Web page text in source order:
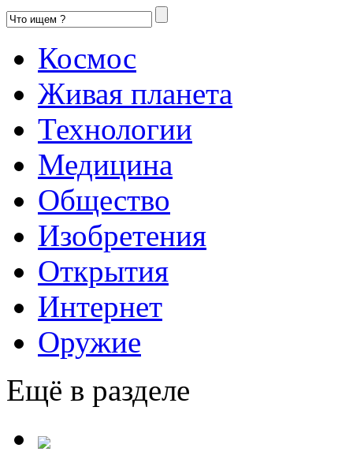
Космос
Живая планета
Технологии
Медицина
Общество
Изобретения
Открытия
Интернет
Оружие
Ещё в разделе